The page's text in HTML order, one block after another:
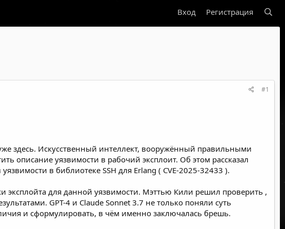
Вход Регистрация
#1
здесь. Искусственный интеллект, вооружённый правильными
описание уязвимости в рабочий эксплоит. Об этом рассказал
в библиотеке SSH для Erlang ( CVE-2025-32433 ).
эксплойта для данной уязвимости. Мэттью Кили решил проверить ,
GPT-4 и Claude Sonnet 3.7 не только поняли суть
и сформулировать, в чём именно заключалась брешь.